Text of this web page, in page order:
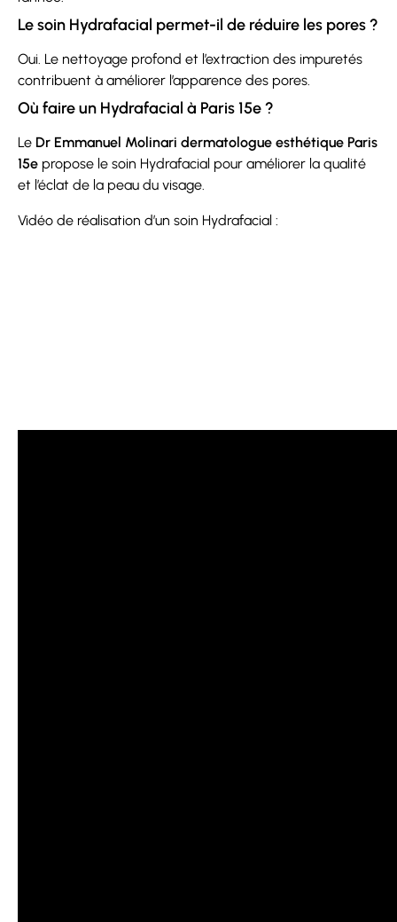
Le soin Hydrafacial permet-il de réduire les pores ?
Oui. Le nettoyage profond et l’extraction des impuretés
contribuent à améliorer l’apparence des pores.
Où faire un Hydrafacial à Paris 15e ?
Le Dr Emmanuel Molinari dermatologue esthétique Paris
15e propose le soin Hydrafacial pour améliorer la qualité
et l’éclat de la peau du visage.
Vidéo de réalisation d’un soin Hydrafacial :